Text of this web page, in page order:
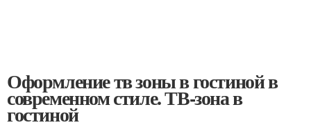
Оформление тв зоны в гостиной в
современном стиле. ТВ-зона в
гостиной